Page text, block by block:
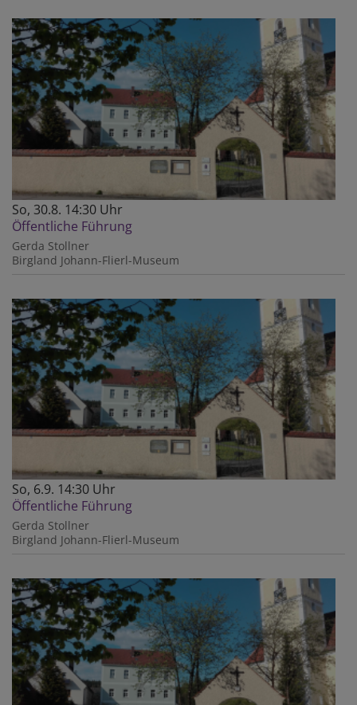
So, 30.8. 14:30 Uhr
Öffentliche Führung
Gerda Stollner
Birgland Johann-Flierl-Museum
So, 6.9. 14:30 Uhr
Öffentliche Führung
Gerda Stollner
Birgland Johann-Flierl-Museum